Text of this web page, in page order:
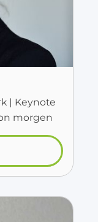
| Keynote
morgen